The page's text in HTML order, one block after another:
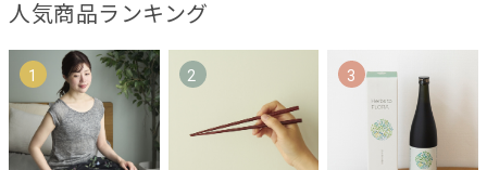
人気商品ランキング
1 2 3